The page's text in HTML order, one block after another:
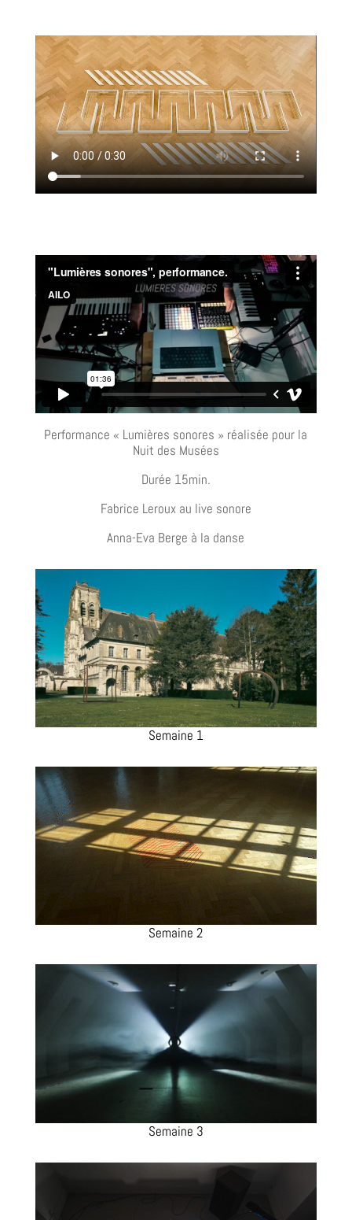
Performance « Lumières sonores » réalisée pour la
Nuit des Musées
Durée 15min.
Fabrice Leroux au live sonore
Anna-Eva Berge à la danse
Semaine 1
Semaine 2
Semaine 3